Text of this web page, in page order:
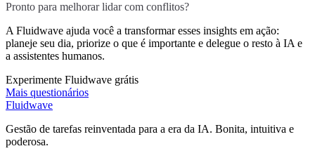
Pronto para melhorar lidar com conflitos?
A Fluidwave ajuda você a transformar esses insights em ação:
planeje seu dia, priorize o que é importante e delegue o resto à IA e
a assistentes humanos.
Experimente Fluidwave grátis
Mais questionários
Fluidwave
Gestão de tarefas reinventada para a era da IA. Bonita, intuitiva e
poderosa.